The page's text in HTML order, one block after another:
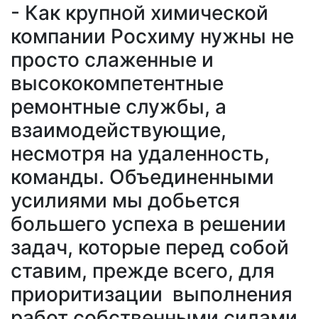
- Как крупной химической
компании Росхиму нужны не
просто слаженные и
высококомпетентные
ремонтные службы, а
взаимодействующие,
несмотря на удаленность,
команды. Объединенными
усилиями мы добьется
большего успеха в решении
задач, которые перед собой
ставим, прежде всего, для
приоритизации выполнения